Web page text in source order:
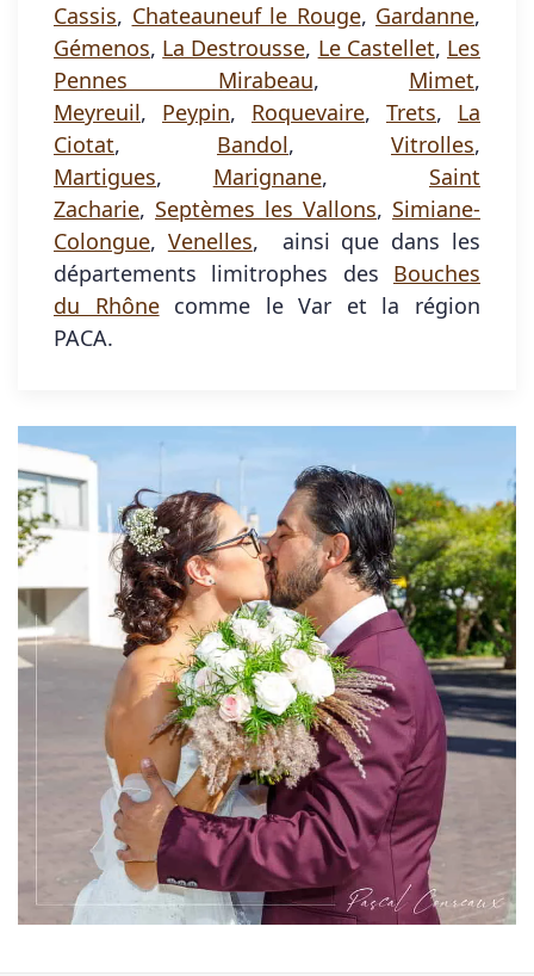
Cassis, Chateauneuf le Rouge, Gardanne,
Gémenos, La Destrousse, Le Castellet, Les
Pennes Mirabeau, Mimet,
Meyreuil, Peypin, Roquevaire, Trets, La
Ciotat, Bandol, Vitrolles,
Martigues, Marignane, Saint
Zacharie, Septèmes les Vallons, Simiane-
Colongue, Venelles, ainsi que dans les
départements limitrophes des Bouches
du Rhônecomme le Var et la région
PACA.